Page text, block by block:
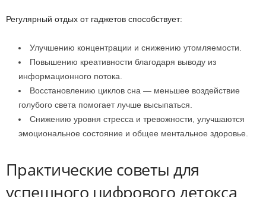
Регулярный отдых от гаджетов способствует:
Улучшению концентрации и снижению утомляемости.
Повышению креативности благодаря выводу из
информационного потока.
Восстановлению циклов сна — меньшее воздействие
голубого света помогает лучше высыпаться.
Снижению уровня стресса и тревожности, улучшаются
эмоциональное состояние и общее ментальное здоровье.
Практические советы для
успешного цифрового детокса